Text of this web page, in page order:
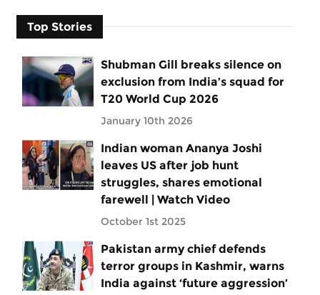
Top Stories
Shubman Gill breaks silence on
exclusion from India’s squad for
T20 World Cup 2026
January 10th 2026
Indian woman Ananya Joshi
leaves US after job hunt
struggles, shares emotional
farewell | Watch Video
October 1st 2025
Pakistan army chief defends
terror groups in Kashmir, warns
India against ‘future aggression’